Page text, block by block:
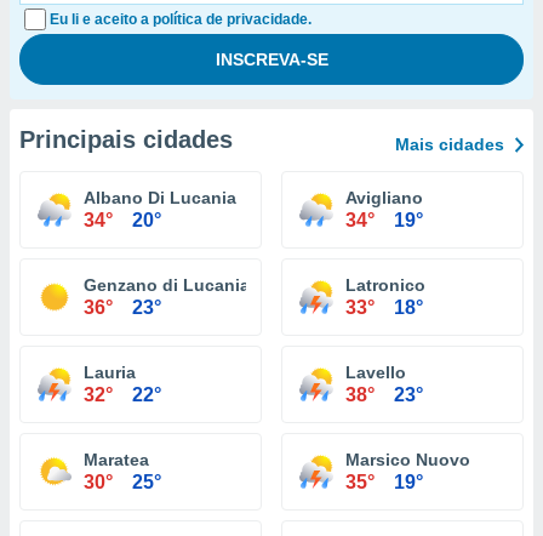
Eu li e aceito a política de privacidade.
Principais cidades Mais cidades
Albano Di Lucania
34° 20°
Avigliano
34° 19°
Genzano di Lucania
36° 23°
Latronico
33° 18°
Lauria
32° 22°
Lavello
38° 23°
Maratea
30° 25°
Marsico Nuovo
35° 19°